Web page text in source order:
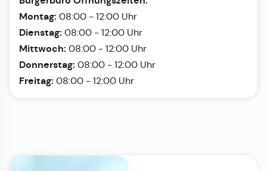
Montag: 08:00 - 12:00 Uhr
Dienstag: 08:00 - 12:00 Uhr
Mittwoch: 08:00 - 12:00 Uhr
Donnerstag: 08:00 - 12:00 Uhr
Freitag: 08:00 - 12:00 Uhr